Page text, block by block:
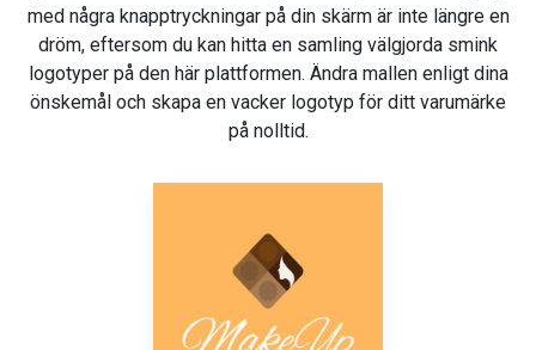
med några knapptryckningar på din skärm är inte längre en
dröm, eftersom du kan hitta en samling välgjorda smink
logotyper på den här plattformen. Ändra mallen enligt dina
önskemål och skapa en vacker logotyp för ditt varumärke
på nolltid.